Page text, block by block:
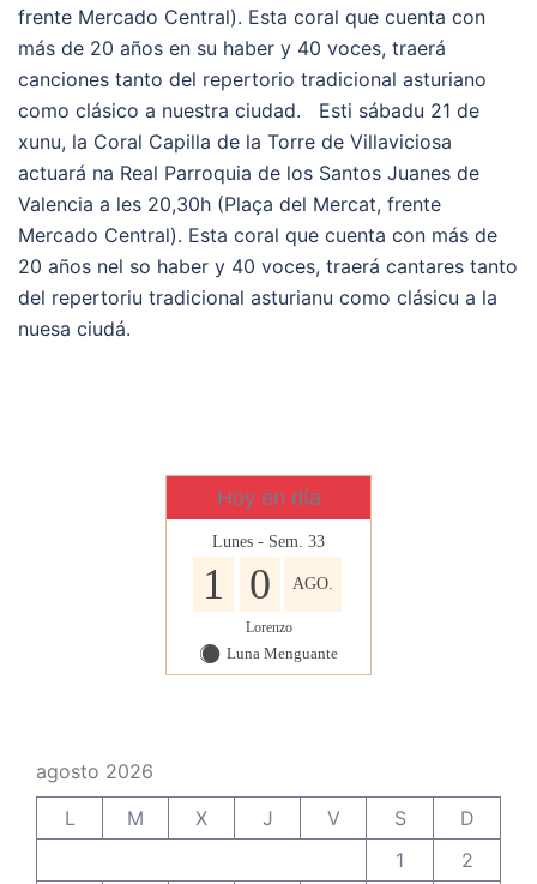
frente Mercado Central). Esta coral que cuenta con
más de 20 años en su haber y 40 voces, traerá
canciones tanto del repertorio tradicional asturiano
como clásico a nuestra ciudad. Esti sábadu 21 de
xunu, la Coral Capilla de la Torre de Villaviciosa
actuará na Real Parroquia de los Santos Juanes de
Valencia a les 20,30h (Plaça del Mercat, frente
Mercado Central). Esta coral que cuenta con más de
20 años nel so haber y 40 voces, traerá cantares tanto
del repertoriu tradicional asturianu como clásicu a la
nuesa ciudá.
Hoy en día
Lunes - Sem. 33
1 0 AGO.
Lorenzo
Y Luna Menguante
agosto 2026
L
M X J V S
D
1
2